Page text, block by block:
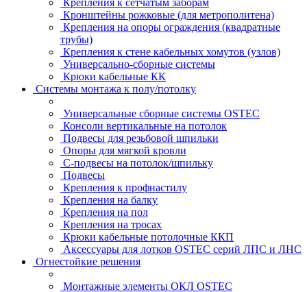
Крепления к сетчатым заборам
Кронштейны рожковые (для метрополитена)
Крепления на опоры ограждения (квадратные
трубы)
Крепления к стене кабельных хомутов (узлов)
Универсально-сборные системы
Крюки кабельные КК
Системы монтажа к полу/потолку
Универсальные сборные системы OSTEC
Консоли вертикальные на потолок
Подвесы для резьбовой шпильки
Опоры для мягкой кровли
С-подвесы на потолок/шпильку
Подвесы
Крепления к профнастилу
Крепления на балку
Крепления на пол
Крепления на тросах
Крюки кабельные потолочные ККП
Аксессуары для лотков OSTEC серий ЛПС и ЛНС
Огнестойкие решения
Монтажные элементы ОКЛ OSTEC